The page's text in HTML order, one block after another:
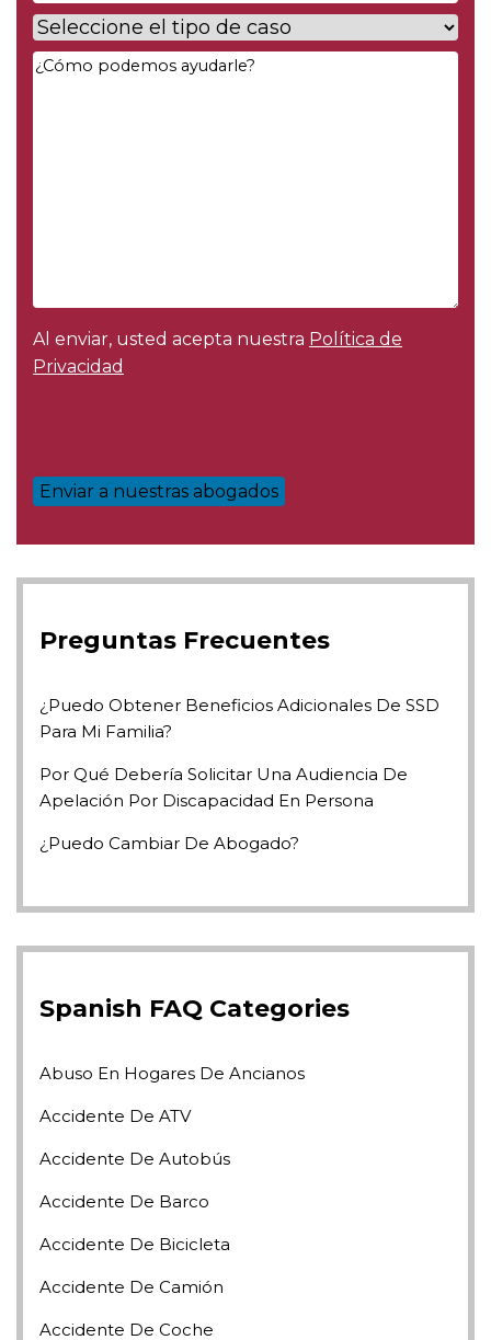
Case
Type*
Your
Al enviar, usted acepta nuestra Política de
Privacidad
Preguntas Frecuentes
¿Puedo Obtener Beneficios Adicionales De SSD
Para Mi Familia?
Por Qué Debería Solicitar Una Audiencia De
Apelación Por Discapacidad En Persona
¿Puedo Cambiar De Abogado?
Spanish FAQ Categories
Abuso En Hogares De Ancianos
Accidente De ATV
Accidente De Autobús
Accidente De Barco
Accidente De Bicicleta
Accidente De Camión
Accidente De Coche